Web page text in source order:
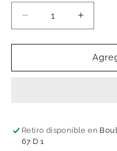
Reducir
cantidad
para
y
cantidad
para
y
Retiro disponible en
67 D 1